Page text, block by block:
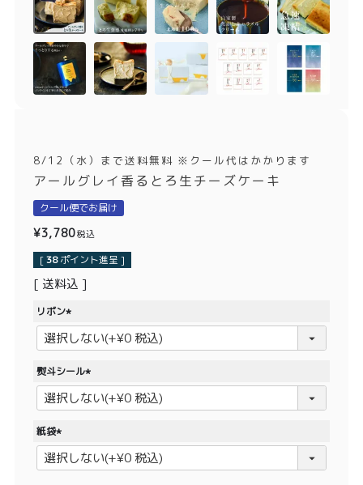
メルマガ会員様限定
toroa夏のアウトレッ
トセール
お誕生日セット
手さげ袋
季節限定
¥2,000〜¥3,999
〜¥1,999
¥4,000〜¥5,999
TOP
会社概要
商品
メンバー特典
ご利用ガイド
プライバシーポリシー
8/12（水）まで送料無料 ※クール代はかかります
アールグレイ香るとろ生チーズケーキ
クール便でお届け
¥3,780税込
[38 ポイント進呈 ]
送料込
リボン
(
必
熨斗シール
(
必
紙袋
(
必